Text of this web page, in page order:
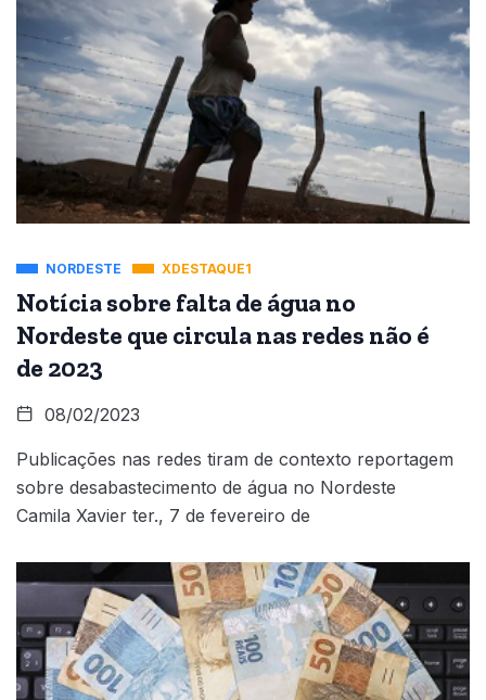
NORDESTE XDESTAQUE1
Notícia sobre falta de água no
Nordeste que circula nas redes não é
de 2023
08/02/2023
Publicações nas redes tiram de contexto reportagem
sobre desabastecimento de água no Nordeste
Camila Xavier ter., 7 de fevereiro de